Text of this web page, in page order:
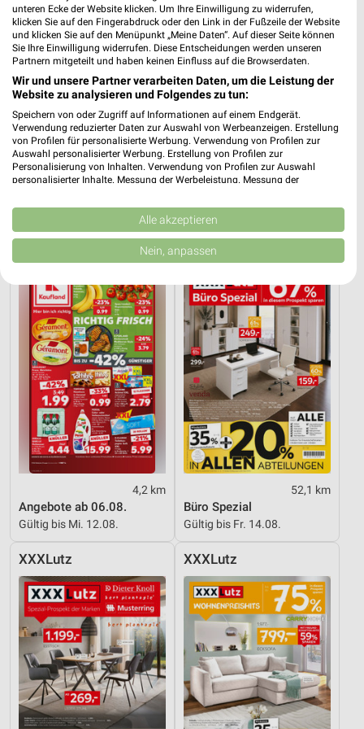
4,2 km 52,1 km
Gültig bis Fr. 14.08.
4,2 km
Angebote ab 06.08.
Gültig bis Mi. 12.08.
XXXLutz
52,1 km
Büro Spezial
Gültig bis Fr. 14.08.
XXXLutz XXXLutz
unteren Ecke der Website klicken. Um Ihre Einwilligung zu widerrufen,
klicken Sie auf den Fingerabdruck oder den Link in der Fußzeile der Website
und klicken Sie auf den Menüpunkt „Meine Daten“. Auf dieser Seite können
Sie Ihre Einwilligung widerrufen. Diese Entscheidungen werden unseren
Partnern mitgeteilt und haben keinen Einfluss auf die Browserdaten.
Wir und unsere Partner verarbeiten Daten, um die Leistung der
Website zu analysieren und Folgendes zu tun:
Speichern von oder Zugriff auf Informationen auf einem Endgerät.
Verwendung reduzierter Daten zur Auswahl von Werbeanzeigen. Erstellung
von Profilen für personalisierte Werbung. Verwendung von Profilen zur
Auswahl personalisierter Werbung. Erstellung von Profilen zur
Personalisierung von Inhalten. Verwendung von Profilen zur Auswahl
personalisierter Inhalte. Messung der Werbeleistung. Messung der
Kombinationen von Daten aus verschiedenen Quellen. Entwicklung und
Verbesserung der Angebote. Verwendung reduzierter Daten zur Auswahl
von Inhalten.
Daten können außerhalb der Europäischen Union weitergegeben und in die
USA gesendet werden.
Website/App.
Partnerliste anzeigen (1 IAB-Anbieter)
Wir nutzen Ihre Daten für folgende Zwecke:
IAB-Verarbeitungszwecke:
Speichern von oder Zugriff auf Informationen
auf einem Endgerät
Verwendung reduzierter Daten zur Auswahl von
Werbeanzeigen
Erstellung von Profilen für personalisierte
Verwendung von Profilen zur Auswahl
personalisierter Werbung
Erstellung von Profilen zur Personalisierung
von Inhalten
Verwendung von Profilen zur Auswahl
personalisierter Inhalte
Messung der Werbeleistung
Messung der Performance von Inhalten
Analyse von Zielgruppen durch Statistiken oder
Alle akzeptieren
Nein, anpassen